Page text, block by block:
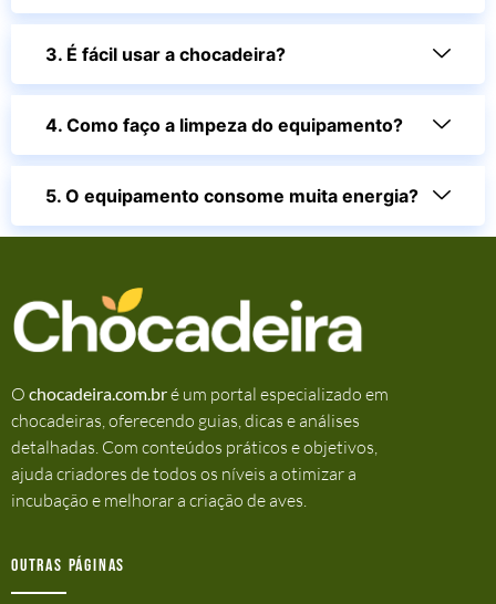
3. É fácil usar a chocadeira?
4. Como faço a limpeza do equipamento?
5. O equipamento consome muita energia?
O chocadeira.com.bré um portal especializado em
chocadeiras, oferecendo guias, dicas e análises
detalhadas. Com conteúdos práticos e objetivos,
ajuda criadores de todos os níveis a otimizar a
incubação e melhorar a criação de aves.
Outras Páginas